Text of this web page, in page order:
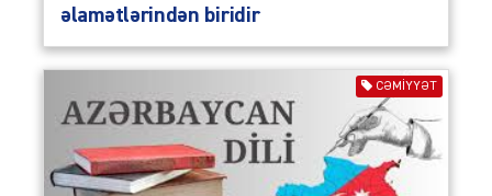
əlamətlərindən biridir
CƏMIYYƏT